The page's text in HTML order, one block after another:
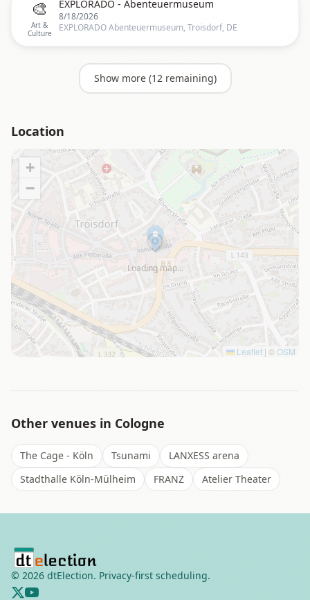
🎨
Art &
Culture
EXPLORADO - Abenteuermuseum
8/18/2026
EXPLORADO Abenteuermuseum, Troisdorf, DE
Show more (12remaining)
Location
Loading map…
+
−
Leaflet | ©OSM
Other venues in Cologne
The Cage - Köln Tsunami
LANXESS arena
Stadthalle Köln-Mülheim
FRANZ Atelier Theater
© 2026 dtElection. Privacy-first scheduling.